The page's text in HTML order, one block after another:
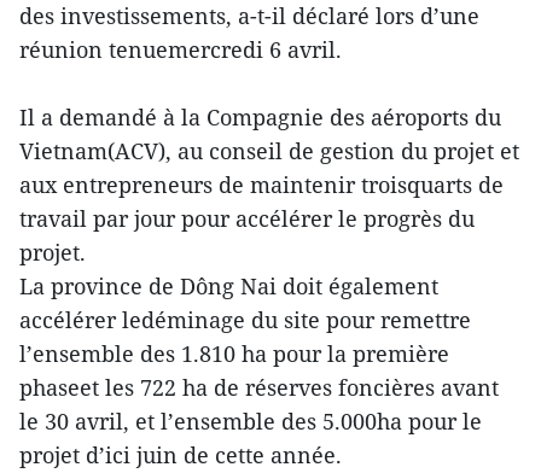
des investissements, a-t-il déclaré lors d’une
réunion tenuemercredi 6 avril.
Il a demandé à la Compagnie des aéroports du
Vietnam(ACV), au conseil de gestion du projet et
aux entrepreneurs de maintenir troisquarts de
travail par jour pour accélérer le progrès du
projet.
La province de Dông Nai doit également
accélérer ledéminage du site pour remettre
l’ensemble des 1.810 ha pour la première
phaseet les 722 ha de réserves foncières avant
le 30 avril, et l’ensemble des 5.000ha pour le
projet d’ici juin de cette année.